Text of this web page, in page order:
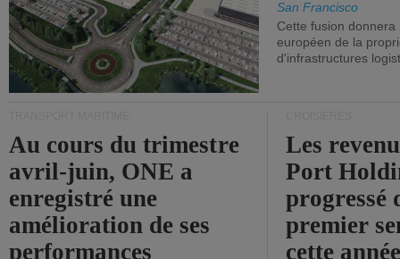
San Francisco
Cette fusion
européen de la
d'infrastructures
Au cours du trimestre
avril-juin, ONE a
enregistré une
amélioration de ses
performances
Les
Port
progressé
premier
cette